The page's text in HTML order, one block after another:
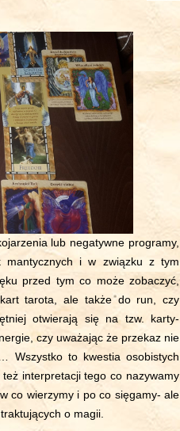
lub negatywne programy,
mantycznych i w związku z tym
przed tym co może zobaczyć,
tarota, ale także do run, czy
otwierają się na tzw. karty-
czy uważając że przekaz nie
Wszystko to kwestia osobistych
interpretacji tego co nazywamy
co wierzymy i po co sięgamy- ale
o magii.